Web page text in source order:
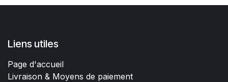
Liens utiles
Page d'accueil
Livraison & Moyens de paiement